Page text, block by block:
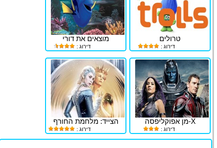
טרולים
דירוג :
מוצאים את דורי
דירוג :
X-מן אפוקליפסה
דירוג :
הצייד: מלחמת החורף
דירוג :